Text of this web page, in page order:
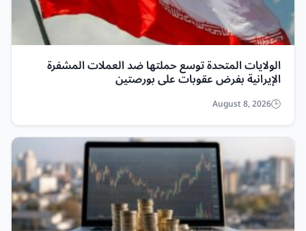
الولايات المتحدة توسع حملتها ضد العملات المشفرة
الإيرانية بفرض عقوبات على بورصتين
August 8, 2026